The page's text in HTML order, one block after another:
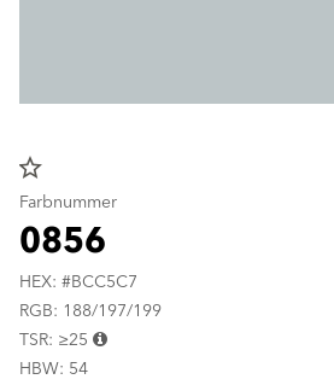
star_border
Farbnummer
0856
HEX: #BCC5C7
RGB: 188/197/199
TSR: ≥25
HBW: 54